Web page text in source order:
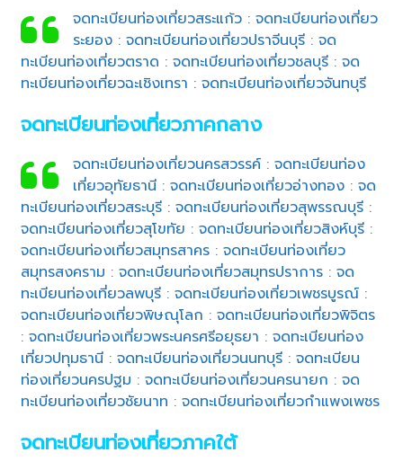
จดทะเบียนท่องเที่ยวสระแก้ว: จดทะเบียนท่องเที่ยว
ระยอง: จดทะเบียนท่องเที่ยวปราจีนบุรี: จด
ทะเบียนท่องเที่ยวตราด :จดทะเบียนท่องเที่ยวชลบุรี :จด
ทะเบียนท่องเที่ยวฉะเชิงเทรา :จดทะเบียนท่องเที่ยวจันทบุรี
จดทะเบียนท่องเที่ยวภาคกลาง
จดทะเบียนท่องเที่ยวนครสวรรค์: จดทะเบียนท่อง
เที่ยวอุทัยธานี: จดทะเบียนท่องเที่ยวอ่างทอง: จด
ทะเบียนท่องเที่ยวสระบุรี :จดทะเบียนท่องเที่ยวสุพรรณบุรี :
จดทะเบียนท่องเที่ยวสุโขทัย :จดทะเบียนท่องเที่ยวสิงห์บุรี :
จดทะเบียนท่องเที่ยวสมุทรสาคร :จดทะเบียนท่องเที่ยว
สมุทรสงคราม :จดทะเบียนท่องเที่ยวสมุทรปราการ :จด
ทะเบียนท่องเที่ยวลพบุรี :จดทะเบียนท่องเที่ยวเพชรบูรณ์ :
จดทะเบียนท่องเที่ยวพิษณุโลก :จดทะเบียนท่องเที่ยวพิจิตร
:จดทะเบียนท่องเที่ยวพระนครศรีอยุธยา :จดทะเบียนท่อง
เที่ยวปทุมธานี :จดทะเบียนท่องเที่ยวนนทบุรี :จดทะเบียน
ท่องเที่ยวนครปฐม :จดทะเบียนท่องเที่ยวนครนายก :จด
ทะเบียนท่องเที่ยวชัยนาท :จดทะเบียนท่องเที่ยวกำแพงเพชร
จดทะเบียนท่องเที่ยวภาคใต้